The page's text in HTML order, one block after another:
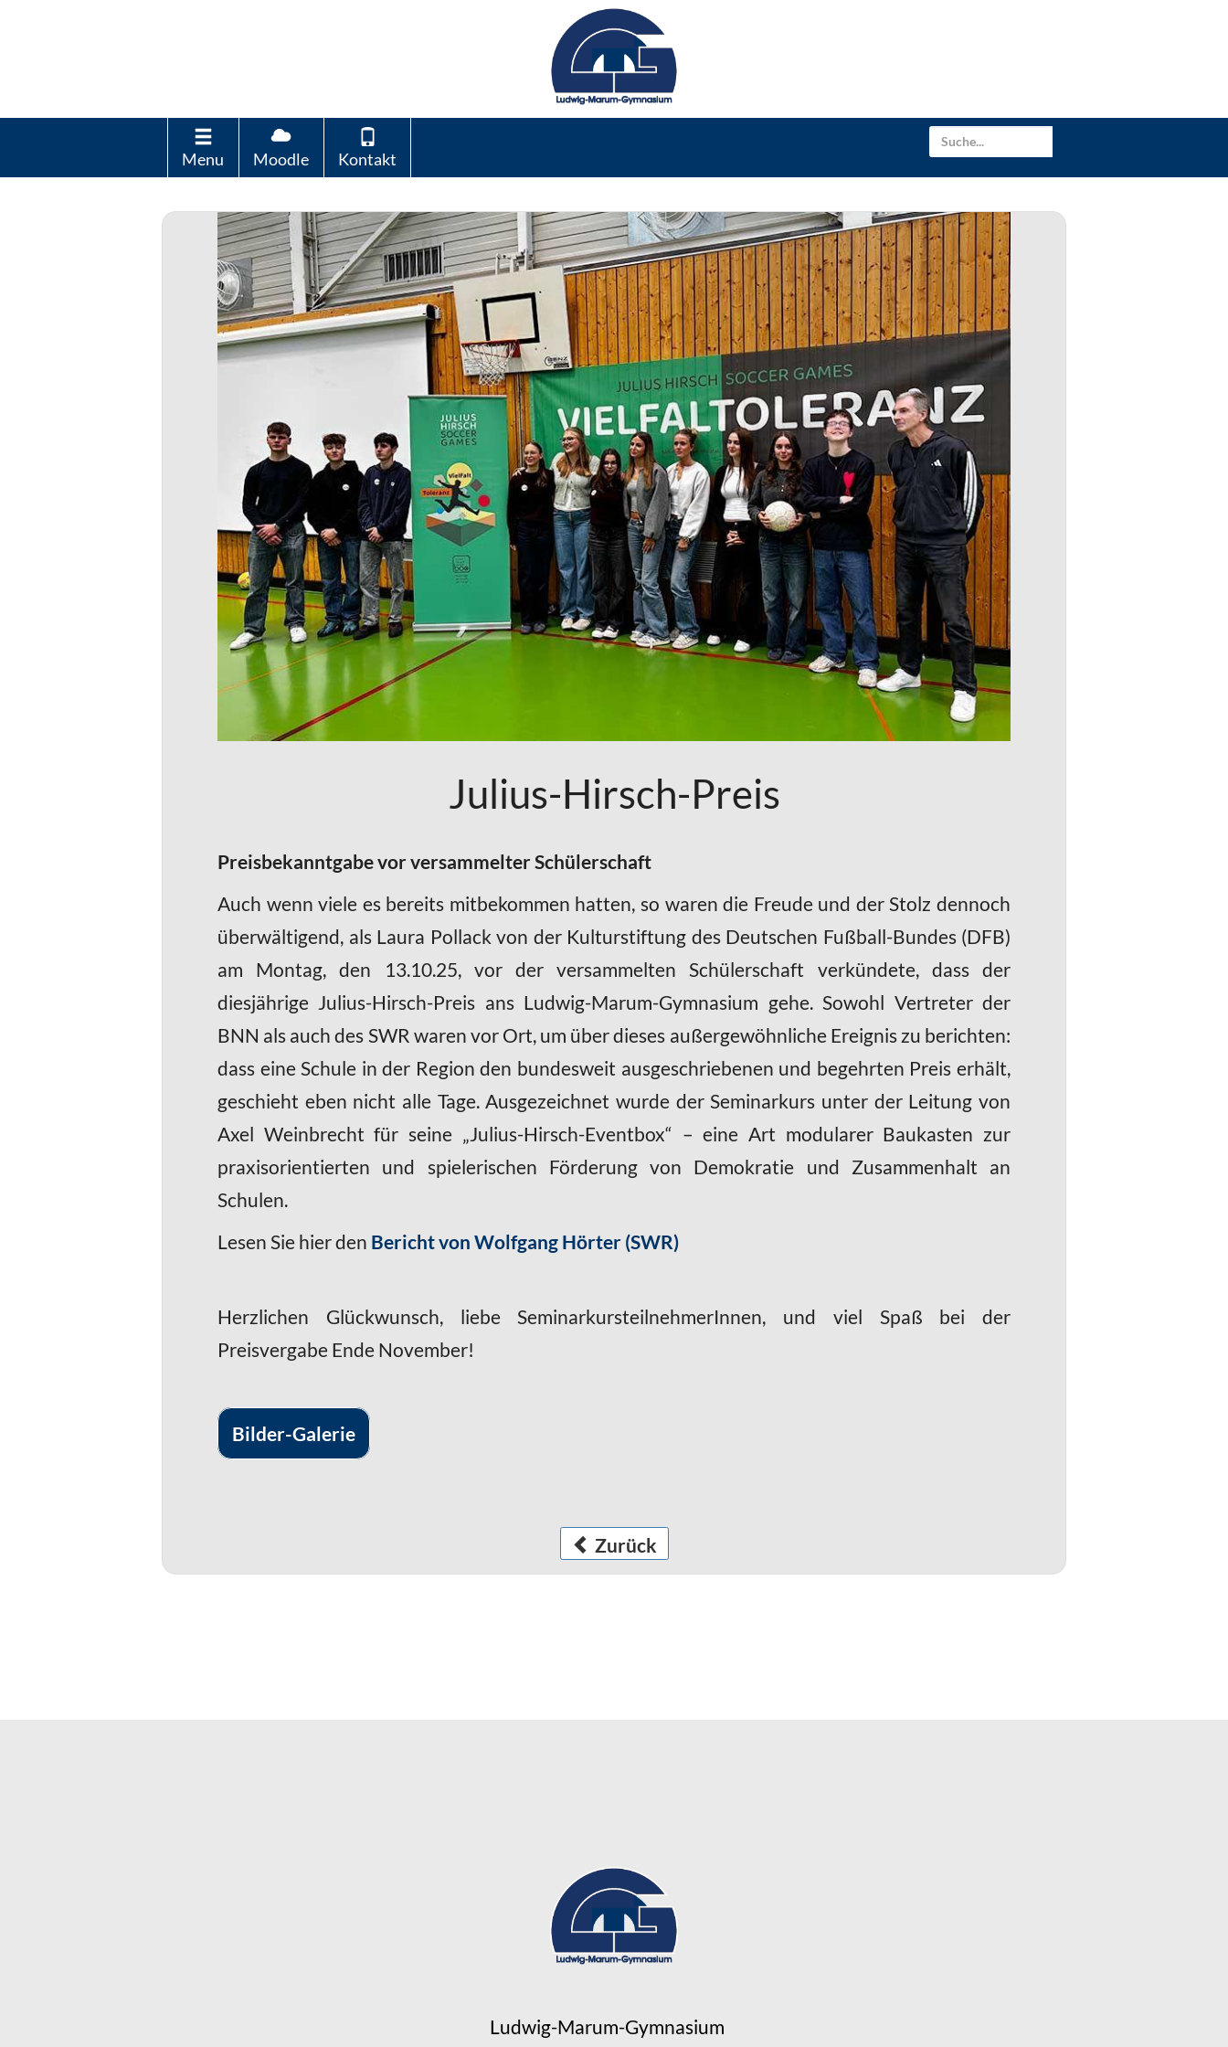
Menu Moodle Kontakt
Julius-Hirsch-Preis
Preisbekanntgabe vor versammelter Schülerschaft
Auch wenn viele es bereits mitbekommen hatten, so waren die Freude und der Stolz dennoch
überwältigend, als Laura Pollack von der Kulturstiftung des Deutschen Fußball-Bundes (DFB)
am Montag, den 13.10.25, vor der versammelten Schülerschaft verkündete, dass der
diesjährige Julius-Hirsch-Preis ans Ludwig-Marum-Gymnasium gehe. Sowohl Vertreter der
BNN als auch des SWR waren vor Ort, um über dieses außergewöhnliche Ereignis zu berichten:
dass eine Schule in der Region den bundesweit ausgeschriebenen und begehrten Preis erhält,
geschieht eben nicht alle Tage. Ausgezeichnet wurde der Seminarkurs unter der Leitung von
Axel Weinbrecht für seine „Julius-Hirsch-Eventbox“ – eine Art modularer Baukasten zur
praxisorientierten und spielerischen Förderung von Demokratie und Zusammenhalt an
Schulen.
Lesen Sie hier den Bericht von Wolfgang Hörter (SWR)
Herzlichen Glückwunsch, liebe SeminarkursteilnehmerInnen, und viel Spaß bei der
Preisvergabe Ende November!
Bilder-Galerie
Zurück
Ludwig-Marum-Gymnasium